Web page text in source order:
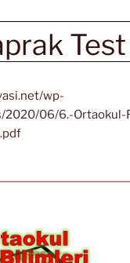
wp-
2020/06/6.-Ortaokul-